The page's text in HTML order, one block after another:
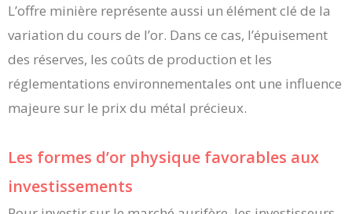
L’offre minière représente aussi un élément clé de la
variation du cours de l’or. Dans ce cas, l’épuisement
des réserves, les coûts de production et les
réglementations environnementales ont une influence
majeure sur le prix du métal précieux.
Les formes d’or physique favorables aux
investissements